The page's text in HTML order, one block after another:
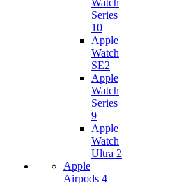
Watch
Series
10
Apple
Watch
SE2
Apple
Watch
Series
9
Apple
Watch
Ultra 2
Apple
Airpods 4